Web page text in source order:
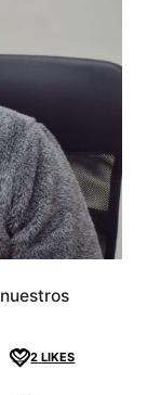
2 LIKES